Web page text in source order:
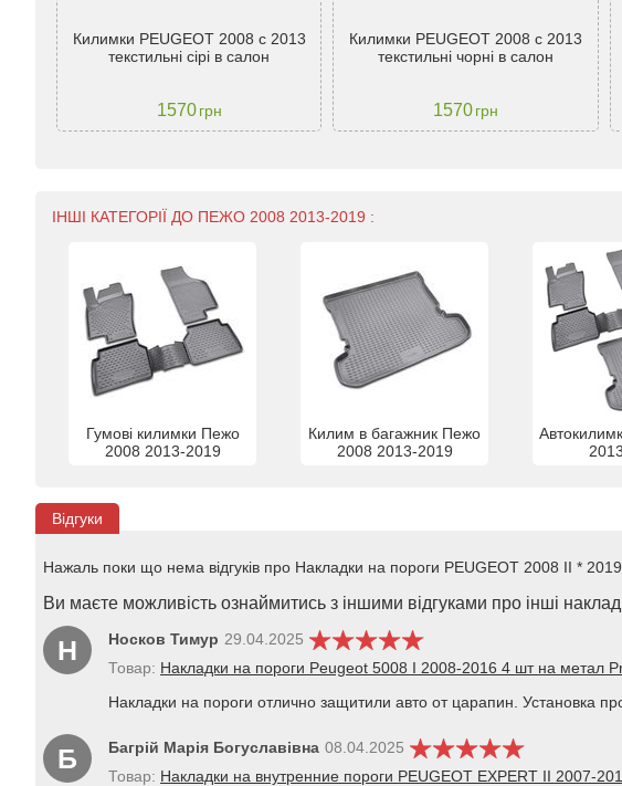
Килимки PEUGEOT 2008 c 2013
текстильні сірі в салон
1570 грн
Килимки PEUGEOT 2008 c 2013
текстильні чорні в салон
1570грн
ІНШІ КАТЕГОРІЇ ДО ПЕЖО 2008 2013-2019 :
Гумові килимки Пежо
2008 2013-2019
Килим в багажник Пежо
2008 2013-2019
Відгуки
Нажаль поки що нема відгуків про Накладки на пороги PEUGEOT 2008 II *
Ви маєте можливість ознаймитись з іншими відгуками про інші
Н Носков Тимур 29.04.2025
Товар: Накладки на пороги Peugeot 5008 I 2008-2016 4 шт на метал
Накладки на пороги отлично защитили авто от царапин. Установка
Б Багрій Марія Богуславівна 08.04.2025
Товар: Накладки на внутренние пороги PEUGEOT EXPERT II 2007-